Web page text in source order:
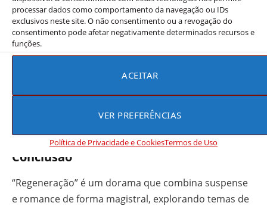
processar dados como comportamento da navegação ou IDs
exclusivos neste site. O não consentimento ou a revogação do
consentimento pode afetar negativamente determinados recursos e
funções.
ACEITAR
VER PREFERÊNCIAS
Política de Privacidade e CookiesTermos de Uso
Conclusão
“Regeneração” é um dorama que combina suspense
e romance de forma magistral, explorando temas de